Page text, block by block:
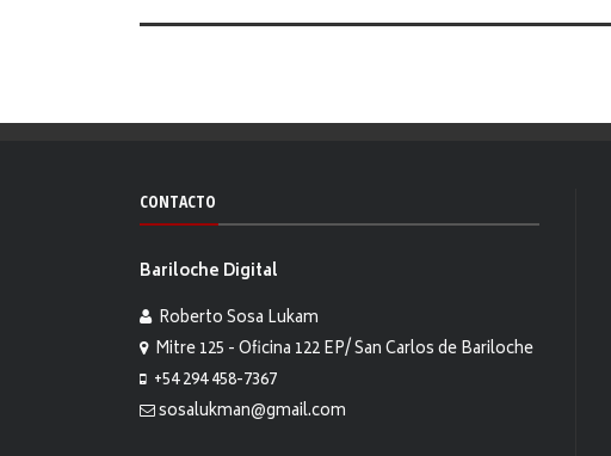
CONTACTO
Bariloche Digital
Roberto Sosa Lukam
Mitre 125 - Oficina 122 EP/ San Carlos de Bariloche
+54 294 458-7367
sosalukman@gmail.com